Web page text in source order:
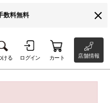
数料無料
ける ログイン カート 店舗情報